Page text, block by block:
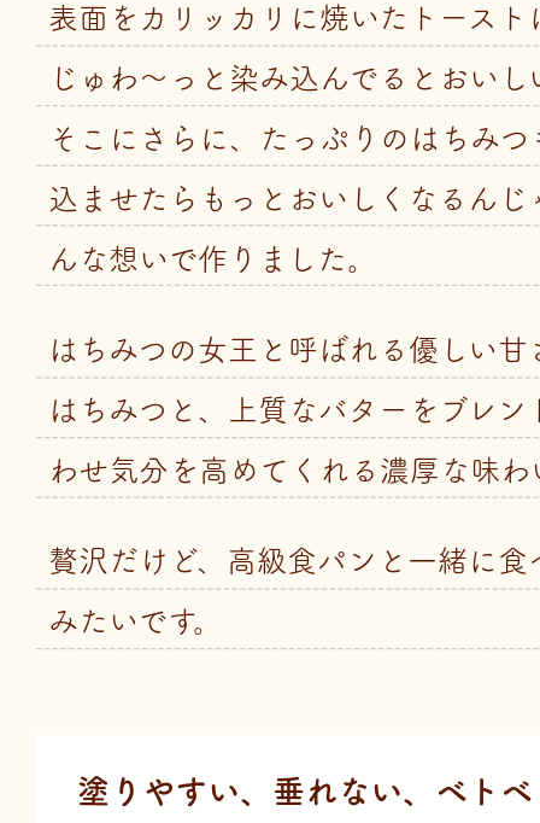
表面をカリッカリに焼いたトースト
じゅわ～っと染み込んでるとおいし
そこにさらに、たっぷりのはちみ
込ませたらもっとおいしくなるんじ
んな想いで作りました。
はちみつの女王と呼ばれる優しい甘
はちみつと、上質なバターをブレン
わせ気分を高めてくれる濃厚な味わ
贅沢だけど、高級食パンと一緒に食
みたいです。
塗りやすい、垂れない、 ベト